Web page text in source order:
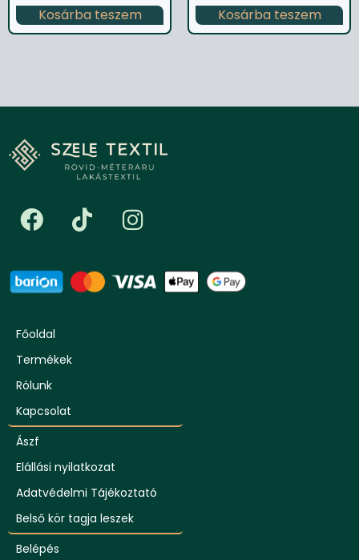
Kosárba teszem
Kosárba teszem
Főoldal
Termékek
Rólunk
Kapcsolat
Ászf
Elállási nyilatkozat
Adatvédelmi Tájékoztató
Belső kör tagja leszek
Belépés